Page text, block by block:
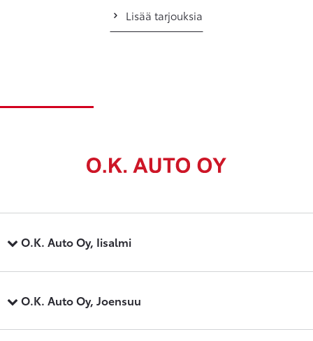
Lisää tarjouksia
O.K. Auto Oy, Iisalmi
O.K. Auto Oy, Joensuu